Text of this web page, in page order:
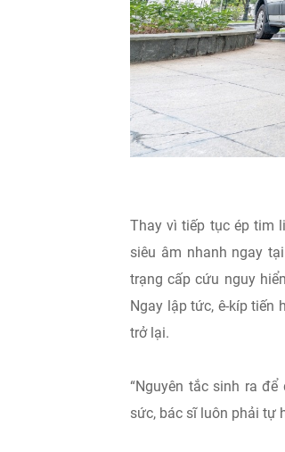
Thay vì tiếp tục ép tim
siêu âm nhanh ngay
trạng cấp cứu nguy
Ngay lập tức, ê-kíp tiến
trở lại.
“Nguyên tắc sinh ra
sức, bác sĩ luôn phải tự